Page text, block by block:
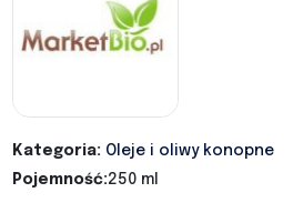
Kategoria: Oleje i oliwy konopne
Pojemność:250 ml